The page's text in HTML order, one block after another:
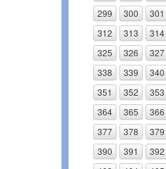
299
300 301
312
313 314
325
326 327
338
339 340
351
352 353
364
365 366
377
378 379
390
391 392